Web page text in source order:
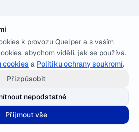
k provozu Quelper a s vaším
abychom viděli, jak se používá.
cookies a Politiku ochrany soukromí.
Přizpůsobit
nepodstatné
Přijmout vše